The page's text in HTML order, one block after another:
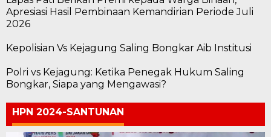
Apresiasi Hasil Pembinaan Kemandirian Periode Juli
2026
Kepolisian Vs Kejagung Saling Bongkar Aib Institusi
Polri vs Kejagung: Ketika Penegak Hukum Saling
Bongkar, Siapa yang Mengawasi?
HPN 2024-SANTUNAN